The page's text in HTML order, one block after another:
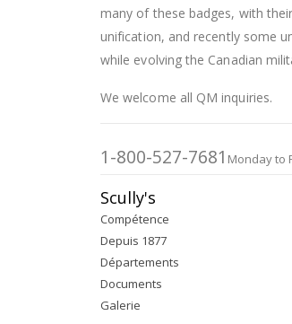
many of these badges, with
unification, and recently some
while evolving the Canadian
We welcome all QM inquiries.
1-800-527-7681 Monday to
Scully's
Compétence
Depuis 1877
Départements
Documents
Galerie